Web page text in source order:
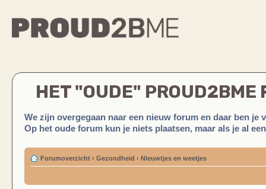
HET "OUDE" PROUD2BME
We zijn overgegaan naar een nieuw forum en daar ben je
Op het oude forum kun je niets plaatsen, maar als je al
Forumoverzicht ‹ Gezondheid ‹ Nieuwtjes en weetjes